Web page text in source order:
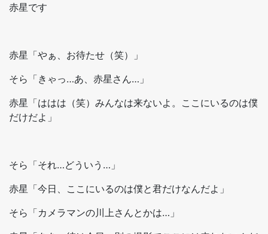
赤星です
赤星「やぁ、お待たせ（笑）」
そら「きゃっ…あ、赤星さん…」
赤星「ははは（笑）みんなは来ないよ。ここにいるのは僕
だけだよ」
そら「それ…どういう…」
赤星「今日、ここにいるのは僕と君だけなんだよ」
そら「カメラマンの川上さんとかは…」